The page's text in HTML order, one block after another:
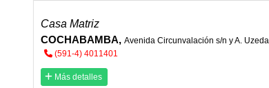
Casa Matriz
COCHABAMBA, Avenida Circunvalación s/n y A. Uzeda
(591-4) 4011401
Más detalles